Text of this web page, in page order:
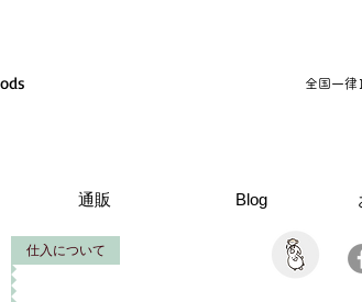
全国一律
通販 Blog
仕入について